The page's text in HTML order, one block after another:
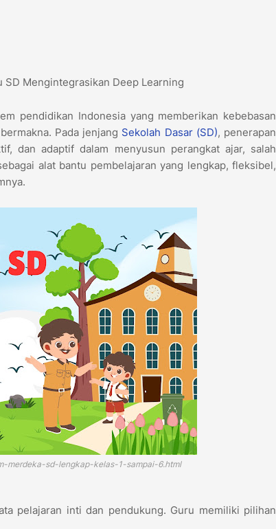
Mengintegrasikan Deep Learning
pendidikan Indonesia yang memberikan kebebasan
Pada jenjang Sekolah Dasar (SD), penerapan
dan adaptif dalam menyusun perangkat ajar, salah
alat bantu pembelajaran yang lengkap, fleksibel,
merdeka-sd-lengkap-kelas-1-sampai-6.html
pelajaran inti dan pendukung. Guru memiliki pilihan